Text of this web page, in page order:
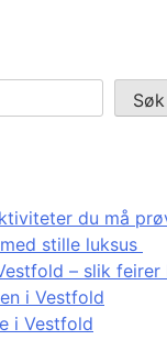
Søk
du må
stille luksus
– slik feirer
i Vestfold
i Vestfold